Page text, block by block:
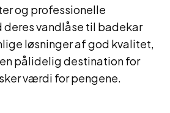
og professionelle
vandlåse til badekar
løsninger af god kvalitet,
pålidelig destination for
værdi for pengene.